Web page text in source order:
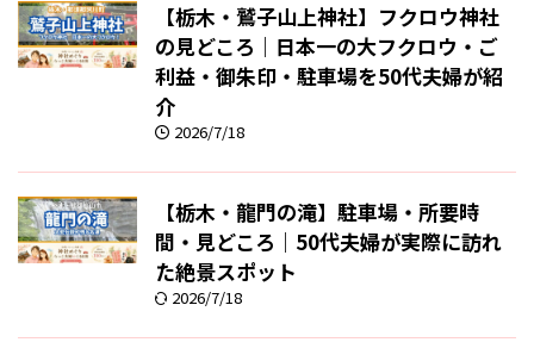
【栃木・鷲子山上神社】フクロウ神社
の見どころ｜日本一の大フクロウ・ご
利益・御朱印・駐車場を50代夫婦が紹
介
2026/7/18
【栃木・龍門の滝】駐車場・所要時
間・見どころ｜50代夫婦が実際に訪れ
た絶景スポット
2026/7/18